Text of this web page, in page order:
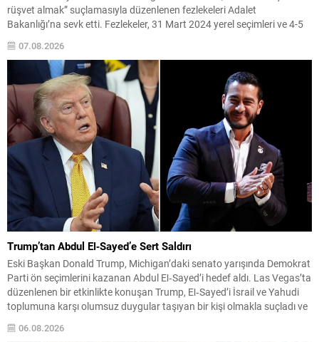
rüşvet almak” suçlamasıyla düzenlenen fezlekeleri Adalet
Bakanlığı’na sevk etti. Fezlekeler, 31 Mart 2024 yerel seçimleri ve 4-5
Kasım 2023’teki CHP 38. Olağan Kurultayı sürecine ilişkin iddiaları
kapsıyor. Daha önce Antalya ve İstanbul...
07.08.2026
Trump’tan Abdul El‑Sayed’e Sert Saldırı
Eski Başkan Donald Trump, Michigan’daki senato yarışında Demokrat
Parti ön seçimlerini kazanan Abdul El‑Sayed’i hedef aldı. Las Vegas’ta
düzenlenen bir etkinlikte konuşan Trump, El‑Sayed’i İsrail ve Yahudi
toplumuna karşı olumsuz duygular taşıyan bir kişi olmakla suçladı ve
onu “komünist” olarak nitelendirdi. Trump, konuşmasında El‑Sayed’in
“Yahudilerden nefret ettiğini” öne sürerek, bu...
06.08.2026